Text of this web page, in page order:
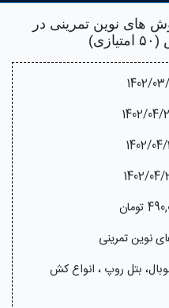
های نوین تمرینی در
نوین تمرینی
بتل روپ ، انواع کش